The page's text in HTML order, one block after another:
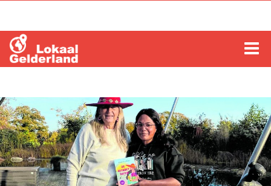
LOCHEM
ZUTPHEN
COLUMNS